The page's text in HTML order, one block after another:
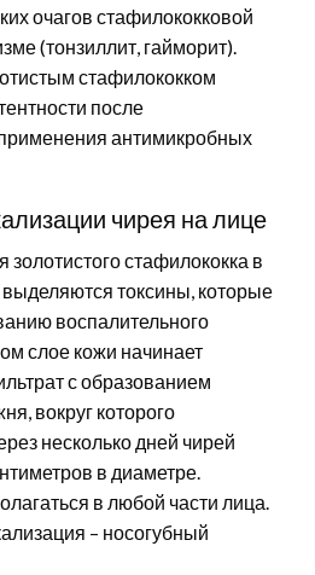
очагов стафилококковой
(тонзиллит, гайморит).
стафилококком
после
антимикробных
чирея на лице
стафилококка в
токсины, которые
воспалительного
слое кожи начинает
с образованием
вокруг которого
несколько дней чирей
в диаметре.
в любой части лица.
– носогубный